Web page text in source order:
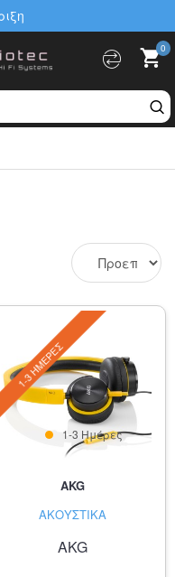
0
1-3 ΗΜΈΡΕΣ
AKG
ΑΚΟΥΣΤΙΚΆ
AKG
1-3 Ημέρες